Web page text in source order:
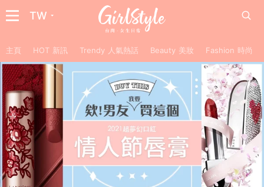
TW
主頁 HOT 新訊 Trendy 人氣熱話 Beauty 美妝 Fashion 時尚